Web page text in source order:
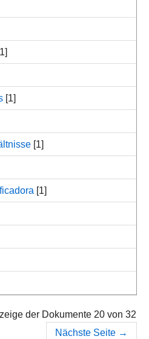
[1]
[1]
[1]
der Dokumente 20 von 32
Nächste Seite →